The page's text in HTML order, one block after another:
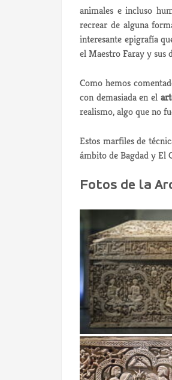
animales e incluso
recrear de alguna
interesante epigrafía
el Maestro Faray y sus
Como hemos
con demasiada en el
realismo, algo que no
Estos marfiles de
ámbito de Bagdad y El
Fotos de la